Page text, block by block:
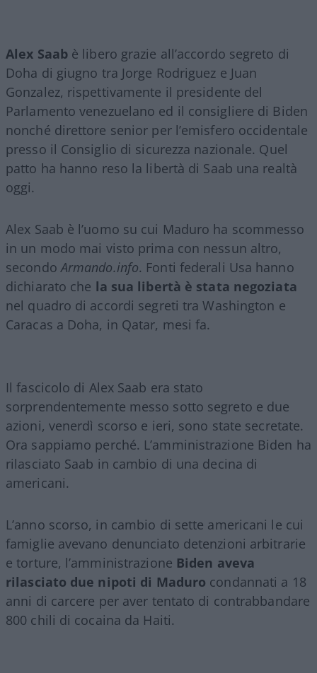
Alex Saabè libero grazie all’accordo segreto di
Doha di giugno tra Jorge Rodriguez e Juan
Gonzalez, rispettivamente il presidente del
Parlamento venezuelano ed il consigliere di Biden
nonché direttore senior per l’emisfero occidentale
presso il Consiglio di sicurezza nazionale. Quel
patto ha hanno reso la libertà di Saab una realtà
oggi.
Alex Saab è l’uomo su cui Maduro ha scommesso
in un modo mai visto prima con nessun altro,
secondo Armando.info. Fonti federali Usa hanno
dichiarato che la sua libertà è stata negoziata
nel quadro di accordi segreti tra Washington e
Caracas a Doha, in Qatar, mesi fa.
Il fascicolo di Alex Saab era stato
sorprendentemente messo sotto segreto e due
azioni, venerdì scorso e ieri, sono state secretate.
Ora sappiamo perché. L’amministrazione Biden ha
rilasciato Saab in cambio di una decina di
americani.
L’anno scorso, in cambio di sette americani le cui
famiglie avevano denunciato detenzioni arbitrarie
e torture, l’amministrazione Biden aveva
rilasciato due nipoti di Maduro condannati a 18
anni di carcere per aver tentato di contrabbandare
800 chili di cocaina da Haiti.